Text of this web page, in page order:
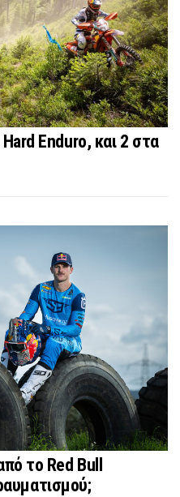
Enduro, και 2 στα
το Red Bull